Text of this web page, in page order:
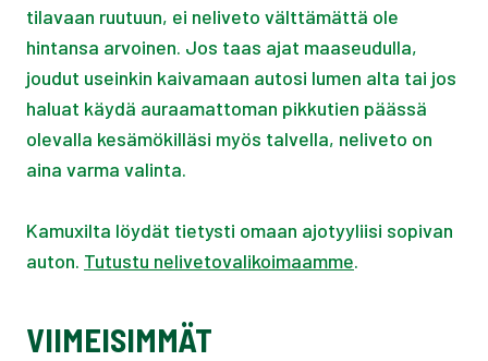
tilavaan ruutuun, ei neliveto välttämättä ole
hintansa arvoinen. Jos taas ajat maaseudulla,
joudut useinkin kaivamaan autosi lumen alta tai jos
haluat käydä auraamattoman pikkutien päässä
olevalla kesämökilläsi myös talvella, neliveto on
aina varma valinta.
Kamuxilta löydät tietysti omaan ajotyyliisi sopivan
auton. Tutustu nelivetovalikoimaamme.
VIIMEISIMMÄT